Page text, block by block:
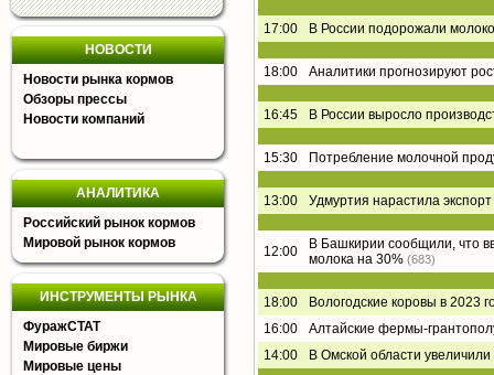
НОВОСТИ
Новости рынка кормов
Обзоры прессы
Новости компаний
АНАЛИТИКА
Российский рынок кормов
Мировой рынок кормов
ИНСТРУМЕНТЫ РЫНКА
ФуражСТАТ
Мировые биржи
Мировые цены
17:00 В России подорожали
18:00 Аналитики прогнозируют
16:45 В России выросло
15:30 Потребление молочной
13:00 Удмуртия нарастила
12:00
В Башкирии сообщили, что
молока на 30% (683)
18:00
Вологодские коровы в 2023
16:00
Алтайские фермы-
14:00
В Омской области